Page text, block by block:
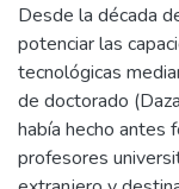
Desde la década
potenciar las
tecnológicas
de doctorado
había hecho antes
profesores